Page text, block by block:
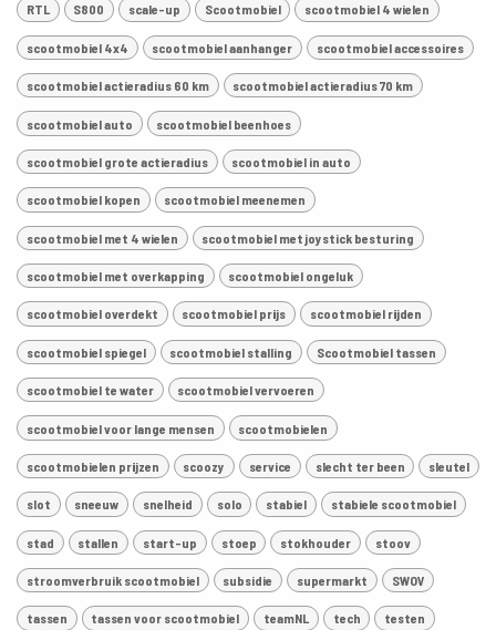
RTL S800 scale-up Scootmobiel scootmobiel 4 wielen
scootmobiel 4x4 scootmobiel aanhanger scootmobiel accessoires
scootmobiel actieradius 60 km scootmobiel actieradius 70 km
scootmobiel auto scootmobiel beenhoes
scootmobiel grote actieradius scootmobiel in auto
scootmobiel kopen scootmobiel meenemen
scootmobiel met 4 wielen scootmobiel met joystick besturing
scootmobiel met overkapping scootmobiel ongeluk
scootmobiel overdekt scootmobiel prijs scootmobiel rijden
scootmobiel spiegel scootmobiel stalling Scootmobiel tassen
scootmobiel te water scootmobiel vervoeren
scootmobiel voor lange mensen scootmobielen
scootmobielen prijzen scoozy service slecht ter been sleutel
slot sneeuw snelheid solo stabiel stabiele scootmobiel
stad stallen start-up stoep stokhouder stoov
stroomverbruik scootmobiel subsidie supermarkt SWOV
tassen tassen voor scootmobiel teamNL tech testen